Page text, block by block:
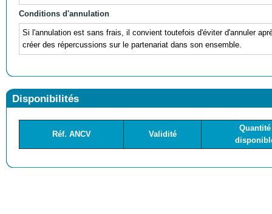
Conditions d'annulation
Si l'annulation est sans frais, il convient toutefois d'éviter d'annuler
créer des répercussions sur le partenariat dans son ensemble.
Disponibilités
Réf. ANCV Validité
Quantité